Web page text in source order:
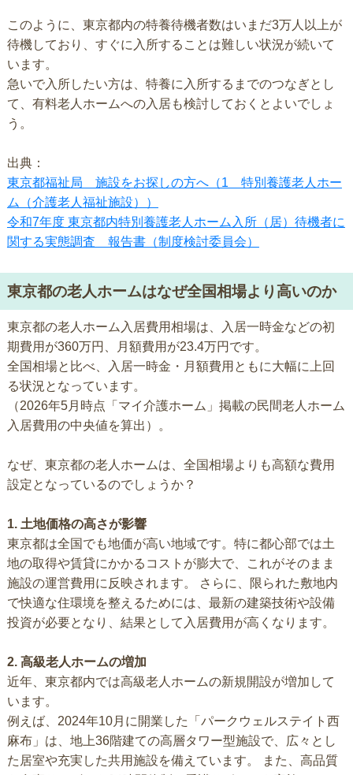
このように、東京都内の特養待機者数はいまだ3万人以上が
待機しており、すぐに入所することは難しい状況が続いて
います。
急いで入所したい方は、特養に入所するまでのつなぎとし
て、有料老人ホームへの入居も検討しておくとよいでしょ
う。
出典：
東京都福祉局 施設をお探しの方へ（1 特別養護老人ホー
ム（介護老人福祉施設））
令和7年度 東京都内特別養護老人ホーム入所（居）待機者に
関する実態調査 報告書（制度検討委員会）
東京都の老人ホームはなぜ全国相場より高いのか
東京都の老人ホーム入居費用相場は、入居一時金などの初
期費用が360万円、月額費用が23.4万円です。
全国相場と比べ、入居一時金・月額費用ともに大幅に上回
る状況となっています。
（2026年5月時点「マイ介護ホーム」掲載の民間老人ホーム
入居費用の中央値を算出）。
なぜ、東京都の老人ホームは、全国相場よりも高額な費用
設定となっているのでしょうか？
1. 土地価格の高さが影響
東京都は全国でも地価が高い地域です。特に都心部では土
地の取得や賃貸にかかるコストが膨大で、これがそのまま
施設の運営費用に反映されます。 さらに、限られた敷地内
で快適な住環境を整えるためには、最新の建築技術や設備
投資が必要となり、結果として入居費用が高くなります。
2. 高級老人ホームの増加
近年、東京都内では高級老人ホームの新規開設が増加して
います。
例えば、2024年10月に開業した「パークウェルステイト西
麻布」は、地上36階建ての高層タワー型施設で、広々とし
た居室や充実した共用施設を備えています。 また、高品質